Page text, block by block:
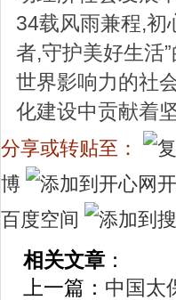
34载风雨兼程,初
者,守护美好生活
世界影响力的社
化建设中贡献着
分享或转贴至：
博
百度空间
相关文章 ：
上一篇： 中国太